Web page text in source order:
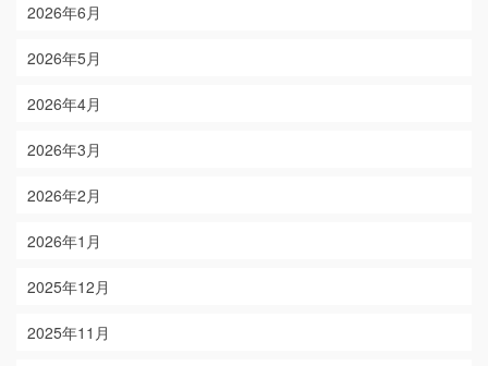
2026年6月
2026年5月
2026年4月
2026年3月
2026年2月
2026年1月
2025年12月
2025年11月